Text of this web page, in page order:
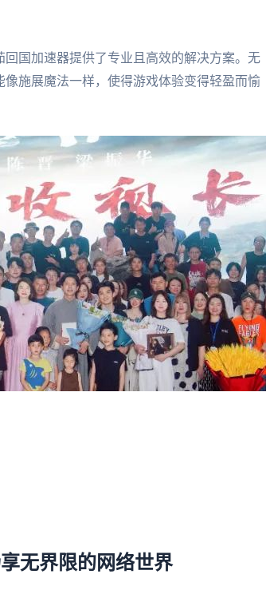
国加速器提供了专业且高效的解决方案。无
施展魔法一样，使得游戏体验变得轻盈而愉
无界限的网络世界